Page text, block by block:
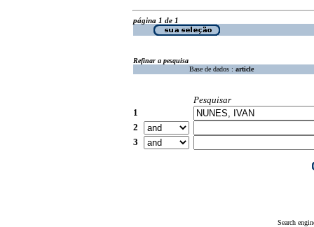
página 1 de 1
Refinar a pesquisa
Base de dados : article
Pesquisar
1
2
3
Search